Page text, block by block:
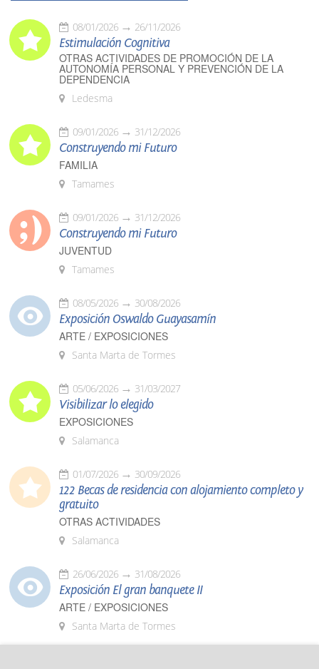
08/01/2026 26/11/2026
Estimulación Cognitiva
OTRAS ACTIVIDADES DE PROMOCIÓN DE LA
AUTONOMÍA PERSONAL Y PREVENCIÓN DE LA
DEPENDENCIA
Ledesma
09/01/2026 31/12/2026
Construyendo mi Futuro
FAMILIA
Tamames
09/01/2026 31/12/2026
Construyendo mi Futuro
JUVENTUD
Tamames
08/05/2026 30/08/2026
Exposición Oswaldo Guayasamín
ARTE / EXPOSICIONES
Santa Marta de Tormes
05/06/2026 31/03/2027
Visibilizar lo elegido
EXPOSICIONES
Salamanca
01/07/2026 30/09/2026
122 Becas de residencia con alojamiento completo y
gratuito
OTRAS ACTIVIDADES
Salamanca
26/06/2026 31/08/2026
Exposición El gran banquete II
ARTE / EXPOSICIONES
Santa Marta de Tormes